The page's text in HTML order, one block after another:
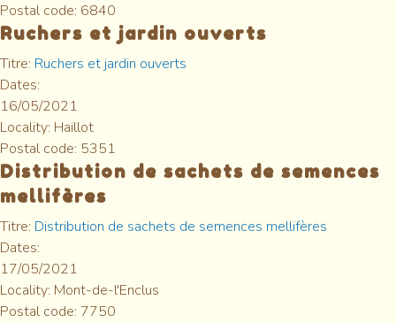
Postal code: 6840
Ruchers et jardin ouverts
Titre: Ruchers et jardin ouverts
Dates:
16/05/2021
Locality: Haillot
Postal code: 5351
Distribution de sachets de semences
mellifères
Titre: Distribution de sachets de semences mellifères
Dates:
17/05/2021
Locality: Mont-de-l'Enclus
Postal code: 7750